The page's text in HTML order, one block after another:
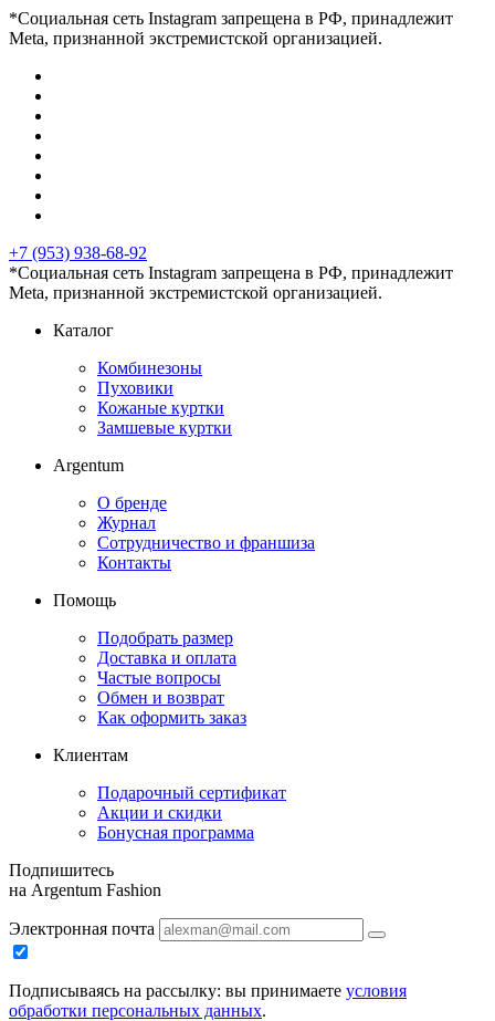
*Социальная сеть Instagram запрещена в РФ, принадлежит
Meta, признанной экстремистской организацией.
+7 (953) 938-68-92
*Социальная сеть Instagram запрещена в РФ, принадлежит
Meta, признанной экстремистской организацией.
Каталог
Комбинезоны
Пуховики
Кожаные куртки
Замшевые куртки
Argentum
О бренде
Журнал
Сотрудничество и франшиза
Контакты
Помощь
Подобрать размер
Доставка и оплата
Частые вопросы
Обмен и возврат
Как оформить заказ
Клиентам
Подарочный сертификат
Акции и скидки
Бонусная программа
Подпишитесь
на Argentum Fashion
Электронная почта
Подписываясь на рассылку: вы принимаете условия
обработки персональных данных.